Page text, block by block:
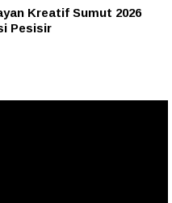
Kreatif Sumut 2026
Pesisir